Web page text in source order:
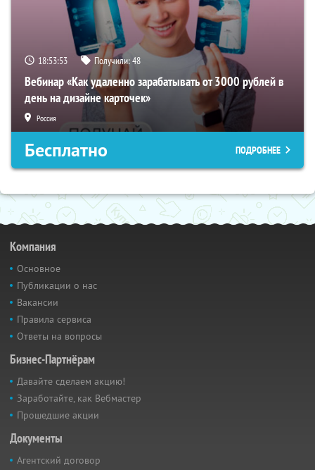
18:53:52 Получили:48
Вебинар «Как удаленно зарабатывать от 3000 рублей в
день на дизайне карточек»
Россия
Бесплатно ПОДРОБНЕЕ
Компания
Основное
Публикации о нас
Вакансии
Правила сервиса
Ответы на вопросы
Бизнес-Партнёрам
Давайте сделаем акцию!
Заработайте, как Вебмастер
Прошедшие акции
Документы
Агентский договор